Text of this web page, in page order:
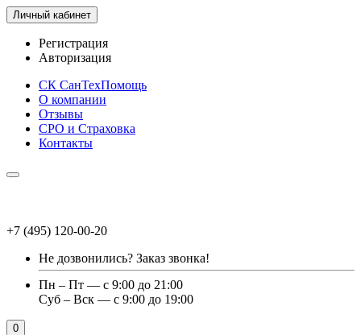
Личный кабинет
Регистрация
Авторизация
СК СанТехПомощь
О компании
Отзывы
СРО и Страховка
Контакты
+7 (495) 120-00-20
Не дозвонились? Заказ звонка!
Пн – Пт — с 9:00 до 21:00
Суб – Вск — с 9:00 до 19:00
0